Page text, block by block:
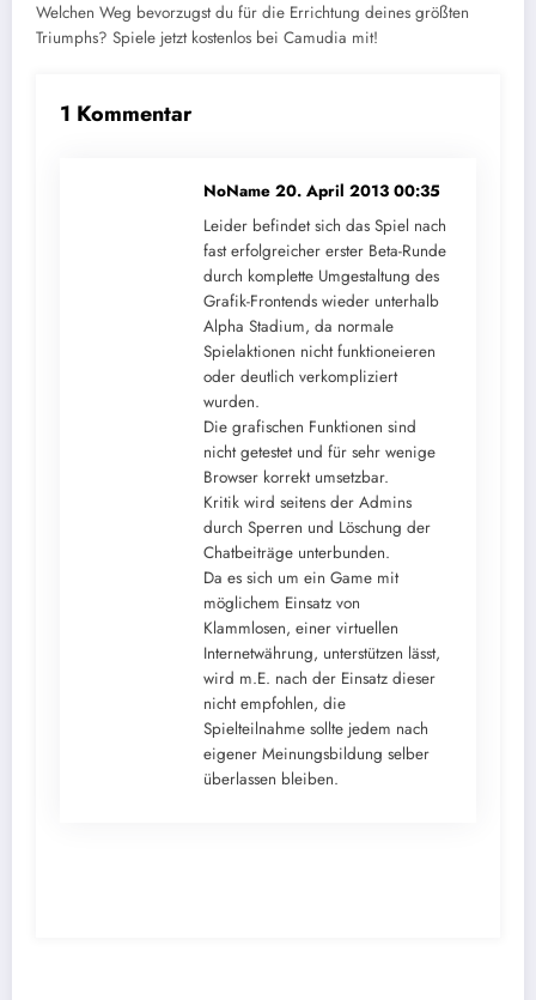
Welchen Weg bevorzugst du für die Errichtung deines größten
Triumphs? Spiele jetzt kostenlos bei Camudia mit!
1 Kommentar
NoName 20. April 2013 00:35
Leider befindet sich das Spiel nach
fast erfolgreicher erster Beta-Runde
durch komplette Umgestaltung des
Grafik-Frontends wieder unterhalb
Alpha Stadium, da normale
Spielaktionen nicht funktioneieren
oder deutlich verkompliziert
wurden.
Die grafischen Funktionen sind
nicht getestet und für sehr wenige
Browser korrekt umsetzbar.
Kritik wird seitens der Admins
durch Sperren und Löschung der
Chatbeiträge unterbunden.
Da es sich um ein Game mit
möglichem Einsatz von
Klammlosen, einer virtuellen
Internetwährung, unterstützen lässt,
wird m.E. nach der Einsatz dieser
nicht empfohlen, die
Spielteilnahme sollte jedem nach
eigener Meinungsbildung selber
überlassen bleiben.